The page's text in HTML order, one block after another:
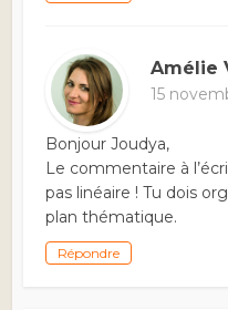
Amélie
15
Bonjour Joudya,
Le commentaire à
pas linéaire ! Tu dois
plan thématique.
Répondre